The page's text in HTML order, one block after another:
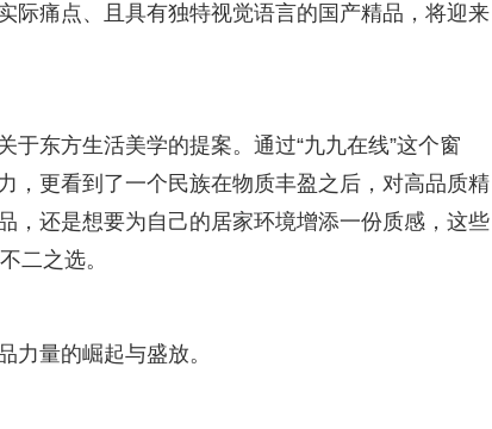
际痛点、且具有独特视觉语言的国产精品，将迎来
东方生活美学的提案。通过“九九在线”这个窗
，更看到了一个民族在物质丰盈之后，对高品质精
，还是想要为自己的居家环境增添一份质感，这些
二之选。
力量的崛起与盛放。